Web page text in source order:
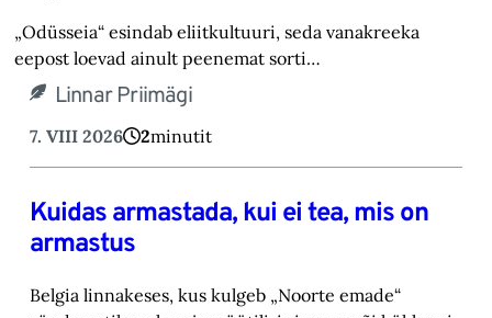
„Odüsseia“ esindab eliitkultuuri, seda vanakreeka
eepost loevad ainult peenemat sorti…
Linnar Priimägi
7. VIII 2026 2minutit
Kuidas armastada, kui ei tea, mis on
armastus
Belgia linnakeses, kus kulgeb „Noorte emade“